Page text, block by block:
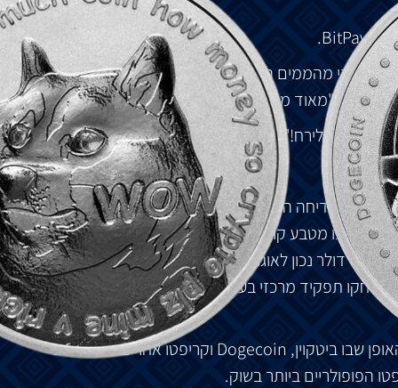
עםBitPay.
מיידי מהממיםהאינטרנטיים הפופולריים.המילה
המם,כמו"מאוד מטבע"ו"הרבה מטבע".
הפופולרי"לירח!"
בדיחה המבוסס עלמםאינטרנטפופולרי.המטבע
לראותבומטבעקריפטוגרפיבר –קיימא,כוריםוסוחריםבו
דולרנכוןלאוגוסט2021. לאורך הדרך,דמויות
,שיחקו תפקיד מרכזיבעלייתהמטבעלחזית התרבות
שבוביטקוין, Dogecoin וקריפטואחריםמאוחסנים
הפופולרייםביותרבשוק.